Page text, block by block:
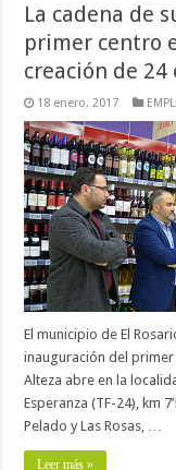
La cadena de
primer centro
creación de
18 enero, 2017
El municipio de El
inauguración del
Alteza abre en la
Esperanza (TF-24), km
Pelado y Las Rosas, …
Leer más »